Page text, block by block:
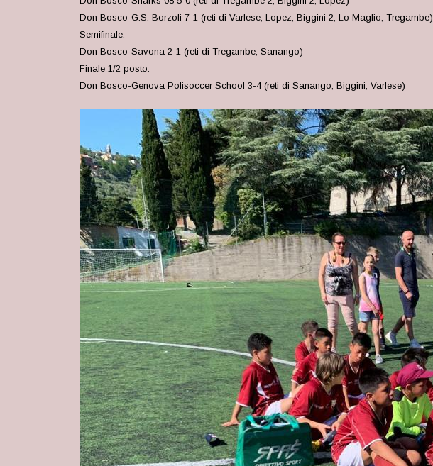
Don Bosco-G.S. Borzoli 7-1 (reti di Varlese, Lopez, Biggini 2, Lo Maglio, Tregambe)
Semifinale:
Don Bosco-Savona 2-1 (reti di Tregambe, Sanango)
Finale 1/2 posto:
Don Bosco-Genova Polisoccer School 3-4 (reti di Sanango, Biggini, Varlese)